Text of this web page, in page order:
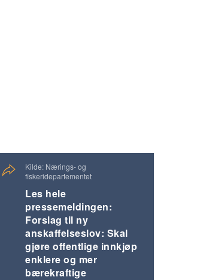
Kilde: Nærings- og
fiskeridepartementet
Les hele
pressemeldingen:
Forslag til ny
anskaffelseslov: Skal
gjøre offentlige innkjøp
enklere og mer
bærekraftige